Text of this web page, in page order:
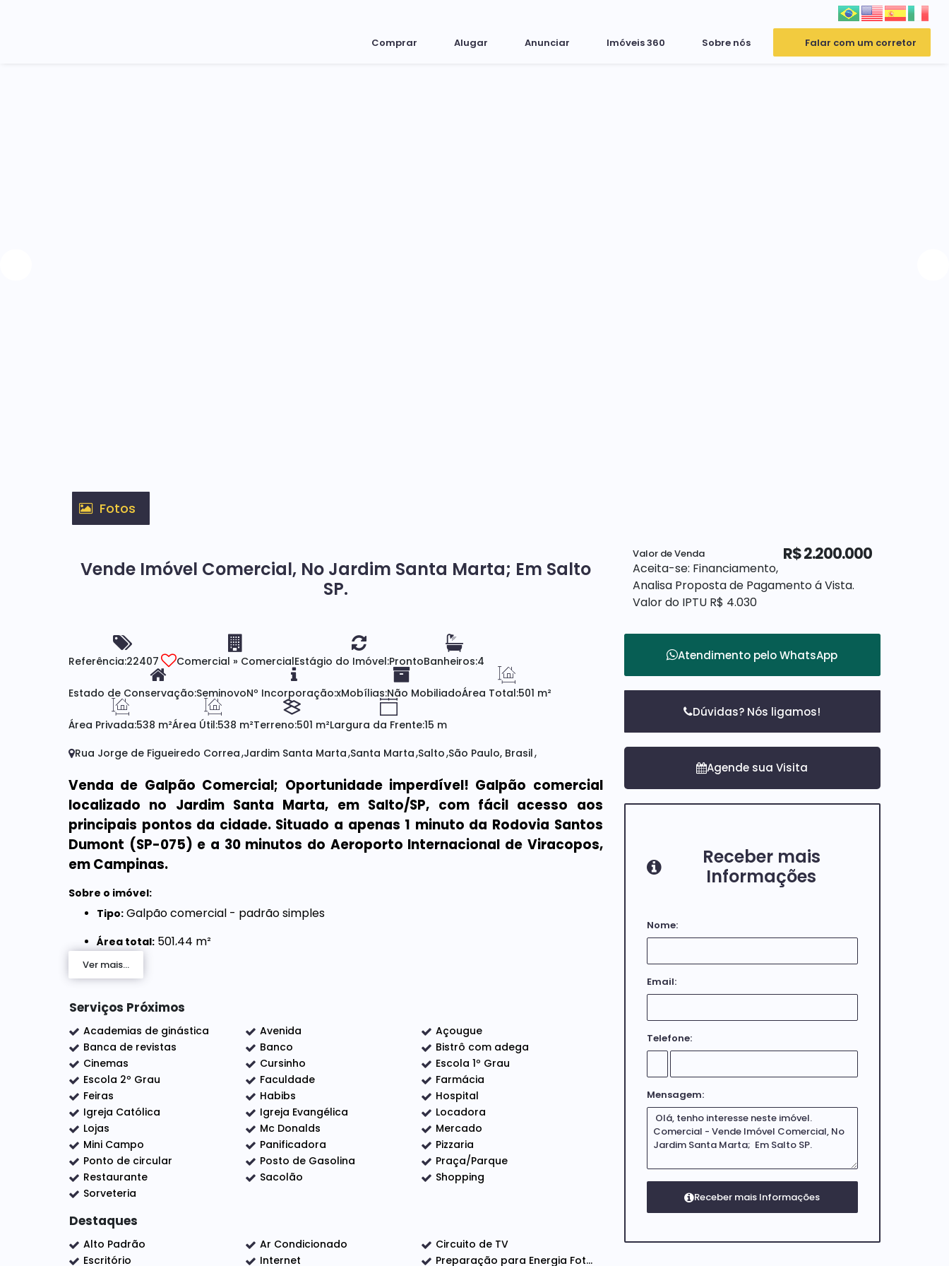
Falar com um corretor
Sobre nós
Imóveis 360
Anunciar
Alugar
Comprar
Fotos
Vende Imóvel Comercial, No Jardim Santa Marta; Em Salto
SP.
Referência:22407 Comercial » ComercialEstágio do Imóvel:ProntoBanheiros:4
Estado de Conservação:SeminovoNº Incorporação:xMobílias:Não MobiliadoÁrea Total:501 m²
Área Privada:538 m²Área Útil:538 m²Terreno:501 m²Largura da Frente:15 m
Rua Jorge de Figueiredo Correa Jardim Santa Marta Santa Marta Salto São Paulo, Brasil
Venda de Galpão Comercial; Oportunidade imperdível! Galpão comercial
localizado no Jardim Santa Marta, em Salto/SP, com fácil acesso aos
principais pontos da cidade. Situado a apenas 1 minuto da Rodovia Santos
Dumont (SP-075) e a 30 minutos do Aeroporto Internacional de Viracopos,
em Campinas.
Sobre o imóvel:
Tipo: Galpão comercial - padrão simples
Área total: 501,44 m²
Área útil:
Pronto para uso
Infraestrutura:
O imóvel está equipado com:
6máquinas de ar-condicionado de80.000 BTU
1 cozinha e
4amplos banheiros (masculino, feminino e acessível)
Forro em gesso
telha termoacústica
Piso em porcelanato
Reservatório de água de chuva com capacidade para 12.000L
Entrada de energia trifásica de 200A
Ver mais...
Serviços Próximos
Academias de ginástica Avenida
Açougue
Banca de revistas
Banco
Bistrô com adega
Cinemas
Cursinho
Escola 1º Grau
Escola 2º Grau
Faculdade
Farmácia
Feiras
Habibs
Hospital
Igreja Católica
Igreja Evangélica
Locadora
Lojas
Mc Donalds
Mercado
Mini Campo
Panificadora
Pizzaria
Ponto de circular
Posto de Gasolina
Praça/Parque
Restaurante
Sacolão
Shopping
Sorveteria
Destaques
Alto Padrão Ar Condicionado
Circuito de TV
Escritório
Internet
Preparação para Energia Fotovoltaica
R$2.200.000
Valor de Venda
Aceita-se: Financiamento,
Analisa Proposta de Pagamento á Vista.
Valor do IPTU R$ 4.030
Atendimento peloWhatsApp
Dúvidas? Nós ligamos!
Receber mais
Informações
Nome:
Email:
Telefone:
Mensagem: